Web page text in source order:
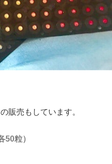
販売もしています。
粒）